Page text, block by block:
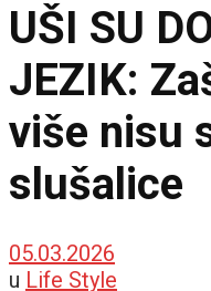
UŠI SU
JEZIK:
više nisu
slušalice
05.03.2026
u Life Style